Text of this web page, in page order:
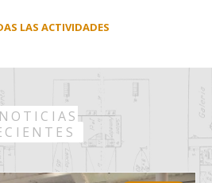
LAS ACTIVIDADES
NOTICIAS